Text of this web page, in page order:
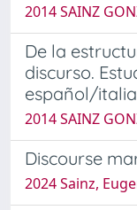
2014 SAINZ
De la
discurso.
español/
2014 SAINZ
Discourse
2024 Sainz,